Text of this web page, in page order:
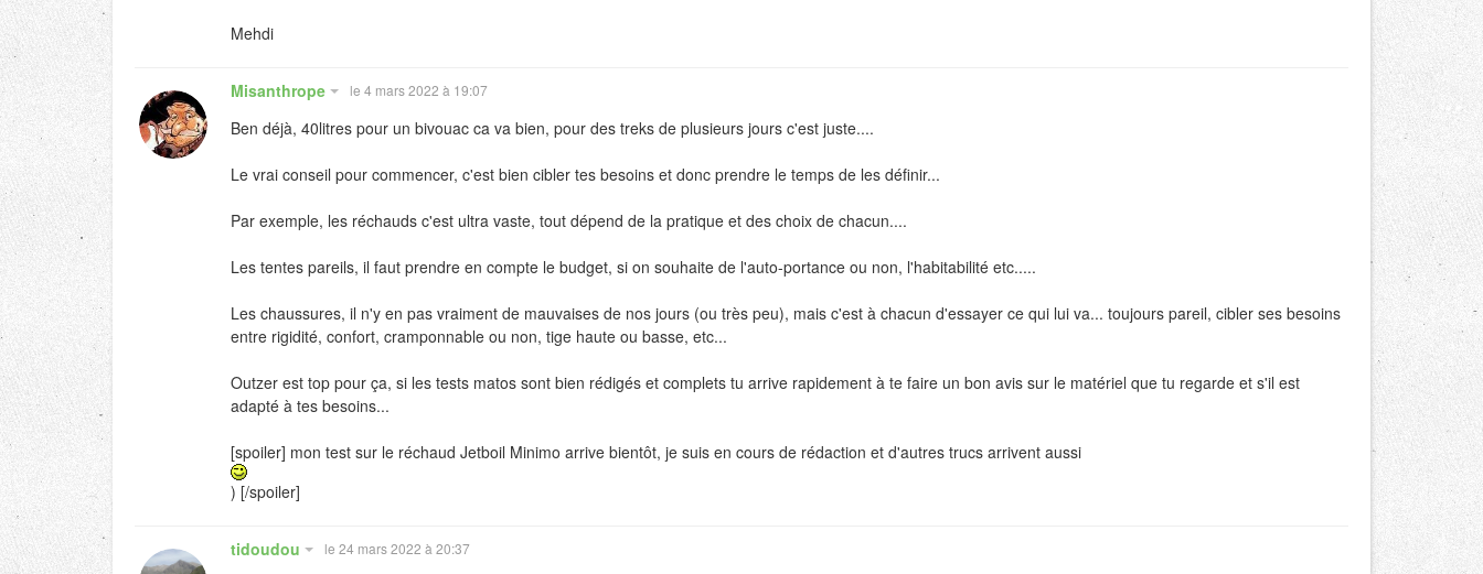
Mehdi
Misanthrope le 4 mars 2022 à 19:07
Ben déjà, 40litres pour un bivouac ca va bien, pour des treks de plusieurs jours c'est juste....
Le vrai conseil pour commencer, c'est bien cibler tes besoins et donc prendre le temps de les définir...
Par exemple, les réchauds c'est ultra vaste, tout dépend de la pratique et des choix de chacun....
Les tentes pareils, il faut prendre en compte le budget, si on souhaite de l'auto-portance ou non, l'habitabilité etc.....
Les chaussures, il n'y en pas vraiment de mauvaises de nos jours (ou très peu), mais c'est à chacun d'essayer ce qui lui va... toujours pareil, cibler ses besoins
entre rigidité, confort, cramponnable ou non, tige haute ou basse, etc...
Outzer est top pour ça, si les tests matos sont bien rédigés et complets tu arrive rapidement à te faire un bon avis sur le matériel que tu regarde et s'il est
adapté à tes besoins...
[spoiler] mon test sur le réchaud Jetboil Minimo arrive bientôt, je suis en cours de rédaction et d'autres trucs arrivent aussi
) [/spoiler]
tidoudou le 24 mars 2022 à 20:37